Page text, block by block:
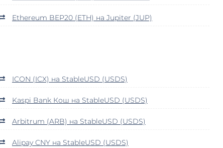
Ethereum BEP20 (ETH) на Jupiter (JUP)
ICON (ICX) на StableUSD (USDS)
Kaspi Bank Кош на StableUSD (USDS)
Arbitrum (ARB) на StableUSD (USDS)
Alipay CNY на StableUSD (USDS)